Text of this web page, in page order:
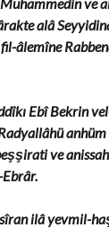
alâ
âlemîne
Ebî Bekrin
ve
ilâ yevmil-